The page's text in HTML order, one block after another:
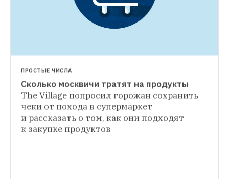
ПРОСТЫЕ ЧИСЛА
Как растут цены на авиабилеты Сколько
денег теряют те, кто не спланировал
Самый дорогой и самый дешевый отель
Узнали, сколько стоит переночевать в
президентском люксе и есть ли
гостиницы дешевле 2 тысяч рублей
ПРОСТЫЕ ЧИСЛА
Сколько москвичи тратят на продукты
The Village попросил горожан сохранить
чеки от похода в супермаркет
и рассказать о том, как они подходят
к закупке продуктов